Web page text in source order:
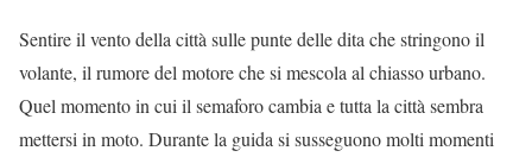
Sentire il vento della città sulle punte delle dita che stringono il
volante, il rumore del motore che si mescola al chiasso urbano.
Quel momento in cui il semaforo cambia e tutta la città sembra
mettersi in moto. Durante la guida si susseguono molti momenti